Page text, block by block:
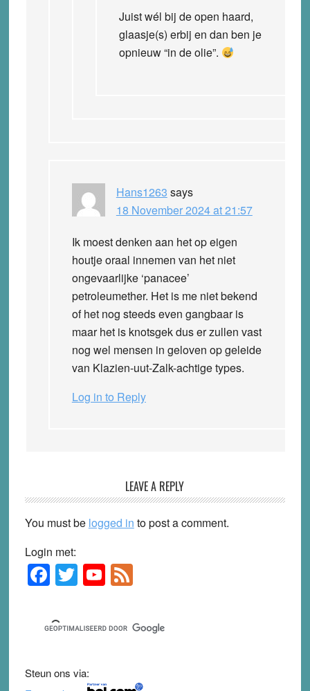
Juist wél bij de open haard,
glaasje(s) erbij en dan ben je
opnieuw “in de olie”.
Hans1263 says
18 November 2024 at 21:57
Ik moest denken aan het op eigen
houtje oraal innemen van het niet
ongevaarlijke ‘panacee’
petroleumether. Het is me niet bekend
of het nog steeds even gangbaar is
maar het is knotsgek dus er zullen vast
nog wel mensen in geloven op geleide
van Klazien-uut-Zalk-achtige types.
Log in to Reply
LEAVE A REPLY
You must be logged in to post a comment.
Login met:
Primary
Sidebar
F
a
c
e
b
T
wi
tt
er
Y
o
u
T
F
e
d
Steun ons via: